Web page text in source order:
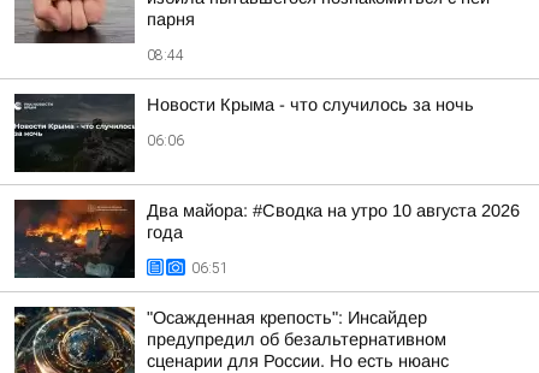
парня
08:44
Новости Крыма - что случилось за ночь
06:06
Два майора: #Сводка на утро 10 августа 2026
года
06:51
"Осажденная крепость": Инсайдер
предупредил об безальтернативном
сценарии для России. Но есть нюанс